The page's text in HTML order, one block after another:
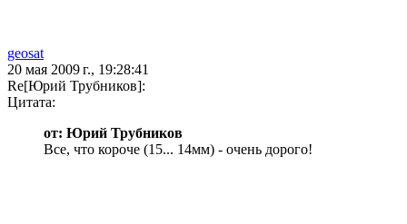
geosat
20 мая 2009 г., 19:28:41
Re[Юрий Трубников]:
Цитата:
от: Юрий Трубников
Все, что короче (15... 14мм) - очень дорого!